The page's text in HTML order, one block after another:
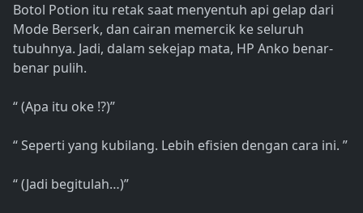
Botol Potion itu retak saat menyentuh api gelap dari
Mode Berserk, dan cairan memercik ke seluruh
tubuhnya. Jadi, dalam sekejap mata, HP Anko benar-
benar pulih.
“ (Apa itu oke !?)”
“ Seperti yang kubilang. Lebih efisien dengan cara ini. ”
“ (Jadi begitulah…)”